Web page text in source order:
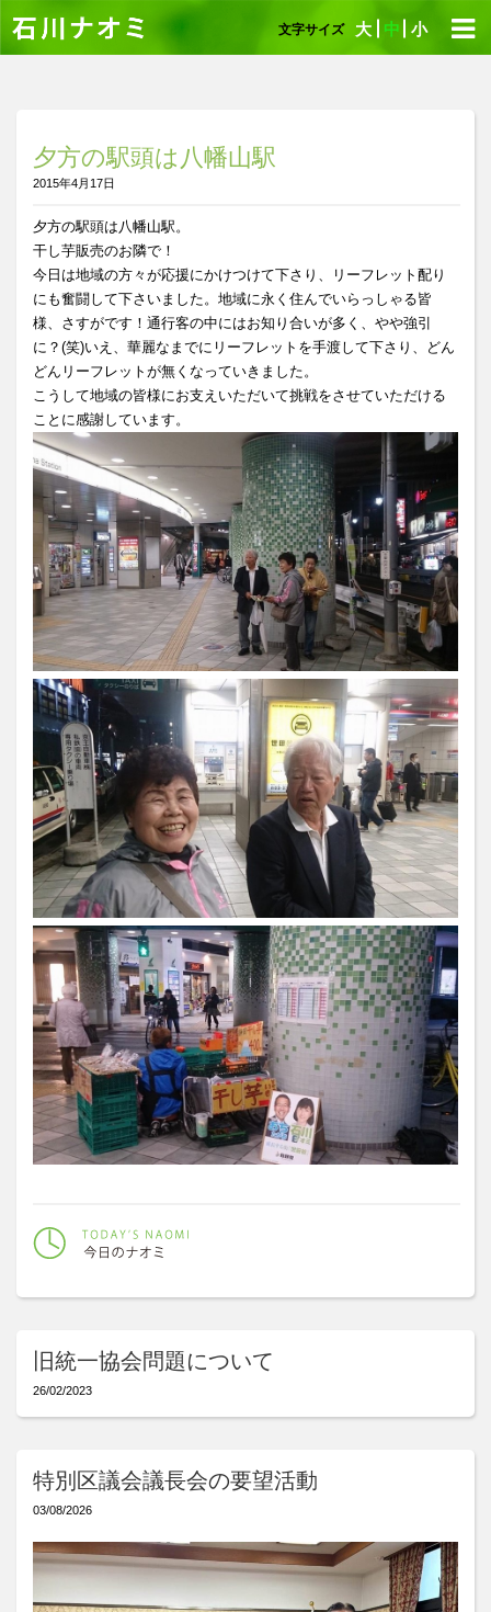
文字サイズ 大 中 小
夕方の駅頭は八幡山駅
2015年4月17日
夕方の駅頭は八幡山駅。
干し芋販売のお隣で！
今日は地域の方々が応援にかけつけて下さり、リーフレット配り
にも奮闘して下さいました。地域に永く住んでいらっしゃる皆
様、さすがです！通行客の中にはお知り合いが多く、やや強引
に？(笑)いえ、華麗なまでにリーフレットを手渡して下さり、どん
どんリーフレットが無くなっていきました。
こうして地域の皆様にお支えいただいて挑戦をさせていただける
ことに感謝しています。
旧統一協会問題について
26/02/2023
特別区議会議長会の要望活動
03/08/2026